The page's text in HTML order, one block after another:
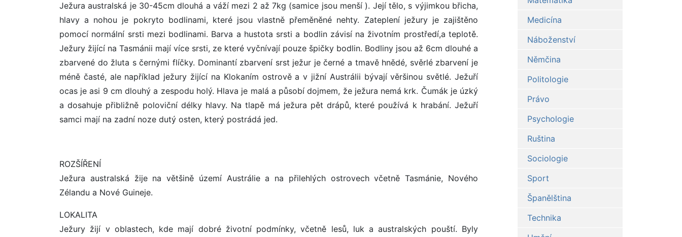
Ježura australská je 30-45cm dlouhá a váží mezi 2 až 7kg (samice jsou menší ). Její tělo, s výjimkou břicha,
hlavy a nohou je pokryto bodlinami, které jsou vlastně přeměněné nehty. Zateplení ježury je zajištěno
pomocí normální srsti mezi bodlinami. Barva a hustota srsti a bodlin závisí na životním prostředí,a teplotě.
Ježury žijící na Tasmánii mají více srsti, ze které vyčnívají pouze špičky bodlin. Bodliny jsou až 6cm dlouhé a
zbarvené do žluta s černými flíčky. Dominantí zbarvení srst ježur je černé a tmavě hnědé, svěrlé zbarvení je
méně časté, ale například ježury žijící na Klokaním ostrově a v jižní Austrálii bývají věršinou světlé. Ježuří
ocas je asi 9 cm dlouhý a zespodu holý. Hlava je malá a působí dojmem, že ježura nemá krk. Čumák je úzký
a dosahuje přibližně poloviční délky hlavy. Na tlapě má ježura pět drápů, které používá k hrabání. Ježuří
samci mají na zadní noze dutý osten, který postrádá jed.
ROZŠÍŘENÍ
Ježura australská žije na většině území Austrálie a na přilehlých ostrovech včetně Tasmánie, Nového
Zélandu a Nové Guineje.
LOKALITA
Ježury žijí v oblastech, kde mají dobré životní podmínky, včetně lesů, luk a australských pouští. Byly
Medicína
Náboženství
Němčina
Politologie
Právo
Psychologie
Ruština
Sociologie
Sport
Španělština
Technika